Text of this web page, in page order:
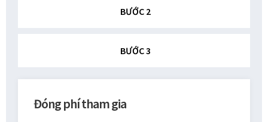
BƯỚC 2
BƯỚC 3
Đóng phí tham gia